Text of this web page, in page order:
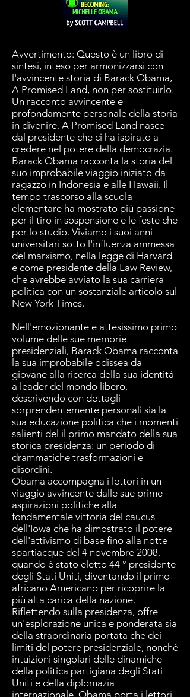
Avvertimento: Questo è un libro di
sintesi, inteso per armonizzarsi con
l'avvincente storia di Barack Obama,
A Promised Land, non per sostituirlo.
Un racconto avvincente e
profondamente personale della storia
in divenire, A Promised Land nasce
dal presidente che ci ha ispirato a
credere nel potere della democrazia.
Barack Obama racconta la storia del
suo improbabile viaggio iniziato da
ragazzo in Indonesia e alle Hawaii. Il
tempo trascorso alla scuola
elementare ha mostrato più passione
per il tiro in sospensione e le feste che
per lo studio. Viviamo i suoi anni
universitari sotto l'influenza ammessa
del marxismo, nella legge di Harvard
e come presidente della Law Review,
che avrebbe avviato la sua carriera
politica con un sostanziale articolo sul
New York Times.
Nell'emozionante e attesissimo primo
volume delle sue memorie
presidenziali, Barack Obama racconta
la sua improbabile odissea da
giovane alla ricerca della sua identità
a leader del mondo libero,
descrivendo con dettagli
sorprendentemente personali sia la
sua educazione politica che i momenti
salienti del il primo mandato della sua
storica presidenza: un periodo di
drammatiche trasformazioni e
disordini.
Obama accompagna i lettori in un
viaggio avvincente dalle sue prime
aspirazioni politiche alla
fondamentale vittoria del caucus
dell'Iowa che ha dimostrato il potere
dell'attivismo di base fino alla notte
spartiacque del 4 novembre 2008,
quando è stato eletto 44 ° presidente
degli Stati Uniti, diventando il primo
africano Americano per ricoprire la
più alta carica della nazione.
Riflettendo sulla presidenza, offre
un'esplorazione unica e ponderata sia
della straordinaria portata che dei
limiti del potere presidenziale, nonché
intuizioni singolari delle dinamiche
della politica partigiana degli Stati
Uniti e della diplomazia
internazionale. Obama porta i lettori